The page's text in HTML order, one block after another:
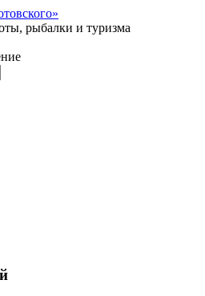
рыбалки и туризма